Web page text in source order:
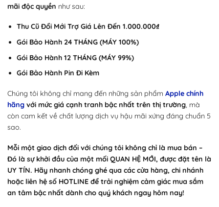
mãi độc quyền như sau:
Thu Cũ Đổi Mới Trợ Giá Lên Đến 1.000.000₫
Gói Bảo Hành 24 THÁNG (MÁY 100%)
Gói Bảo Hành 12 THÁNG (MÁY 99%)
Gói Bảo Hành Pin Đi Kèm
Chúng tôi không chỉ mang đến những sản phẩm Apple chính
hãng với mức giá cạnh tranh bậc nhất trên thị trường, mà
còn cam kết về chất lượng dịch vụ hậu mãi xứng đáng chuẩn 5
sao.
Mỗi một giao dịch đối với chúng tôi không chỉ là mua bán –
Đó là sự khởi đầu của một mối QUAN HỆ MỚI, được đặt tên là
UY TÍN. Hãy nhanh chóng ghé qua các cửa hàng, chi nhánh
hoặc liên hệ số HOTLINE để trải nghiệm cảm giác mua sắm
an tâm bậc nhất dành cho quý khách ngay hôm nay!